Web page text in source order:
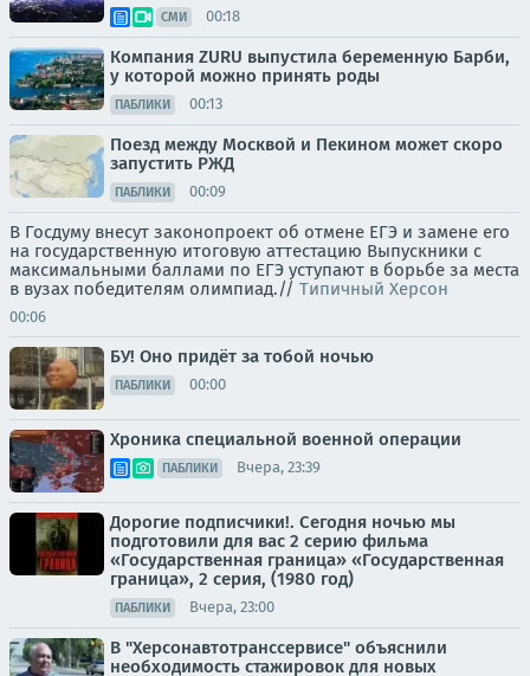
СМИ 00:18
Компания ZURU выпустила беременную Барби,
у которой можно принять роды
ПАБЛИКИ 00:13
Поезд между Москвой и Пекином может скоро
запустить РЖД
ПАБЛИКИ 00:09
В Госдуму внесут законопроект об отмене ЕГЭ и замене его
на государственную итоговую аттестацию Выпускники с
максимальными баллами по ЕГЭ уступают в борьбе за места
в вузах победителям олимпиад.// Типичный Херсон
00:06
БУ! Оно придёт за тобой ночью
ПАБЛИКИ 00:00
Хроника специальной военной операции
ПАБЛИКИ Вчера, 23:39
Дорогие подписчики!. Сегодня ночью мы
подготовили для вас 2 серию фильма
«Государственная граница» «Государственная
граница», 2 серия, (1980 год)
ПАБЛИКИ Вчера, 23:00
В "Херсонавтотранссервисе" объяснили
необходимость стажировок для новых